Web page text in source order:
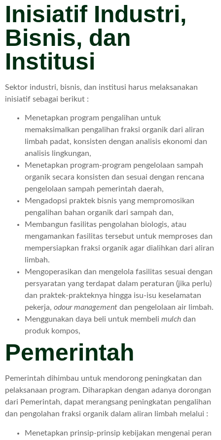
Inisiatif Industri,
Bisnis, dan
Institusi
Sektor industri, bisnis, dan institusi harus melaksanakan
inisiatif sebagai berikut :
Menetapkan program pengalihan untuk
memaksimalkan pengalihan fraksi organik dari aliran
limbah padat, konsisten dengan analisis ekonomi dan
analisis lingkungan,
Menetapkan program-program pengelolaan sampah
organik secara konsisten dan sesuai dengan rencana
pengelolaan sampah pemerintah daerah,
Mengadopsi praktek bisnis yang mempromosikan
pengalihan bahan organik dari sampah dan,
Membangun fasilitas pengolahan biologis, atau
mengamankan fasilitas tersebut untuk memproses dan
mempersiapkan fraksi organik agar dialihkan dari aliran
limbah.
Mengoperasikan dan mengelola fasilitas sesuai dengan
persyaratan yang terdapat dalam peraturan (jika perlu)
dan praktek-prakteknya hingga isu-isu keselamatan
pekerja, odour management dan pengelolaan air limbah.
Menggunakan daya beli untuk membeli mulch dan
produk kompos,
Pemerintah
Pemerintah dihimbau untuk mendorong peningkatan dan
pelaksanaan program. Diharapkan dengan adanya dorongan
dari Pemerintah, dapat merangsang peningkatan pengalihan
dan pengolahan fraksi organik dalam aliran limbah melalui :
Menetapkan prinsip-prinsip kebijakan mengenai peran